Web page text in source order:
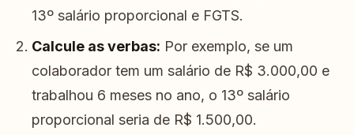
13º salário proporcional e FGTS.
Calcule as verbas: Por exemplo, se um
colaborador tem um salário de R$ 3.000,00 e
trabalhou 6 meses no ano, o 13º salário
proporcional seria de R$ 1.500,00.